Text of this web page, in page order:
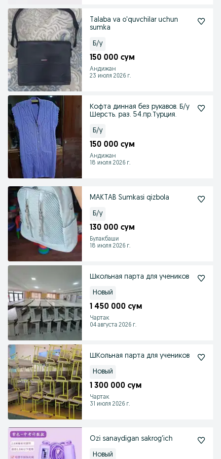
Talaba va o'quvchilar uchun
sumka
Б/у
150 000 сум
Андижан
23 июля 2026 г.
Кофта динная без рукавов. Б/у
Шерсть. раз. 54.пр.Турция.
Б/у
150 000 сум
Андижан
18 июля 2026 г.
MAKTAB Sumkasi qizbola
Б/у
130 000 сум
Булакбаши
18 июля 2026 г.
Школьная парта для учеников
Новый
1 450 000 сум
Чартак
04 августа 2026 г.
ШКольная парта для учеников
Новый
1 300 000 сум
Чартак
31 июля 2026 г.
Ozi sanaydigan sakrog'ich
Новый